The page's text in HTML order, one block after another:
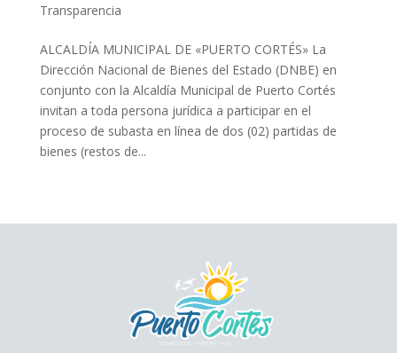
Transparencia
ALCALDÍA MUNICIPAL DE «PUERTO CORTÉS» La
Dirección Nacional de Bienes del Estado (DNBE) en
conjunto con la Alcaldía Municipal de Puerto Cortés
invitan a toda persona jurídica a participar en el
proceso de subasta en línea de dos (02) partidas de
bienes (restos de...